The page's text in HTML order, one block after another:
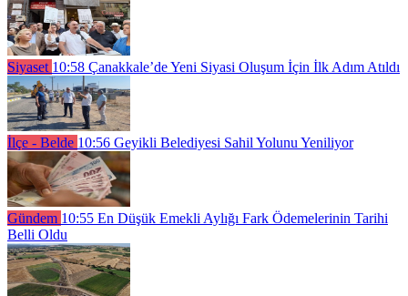
Siyaset 10:58 Çanakkale’de Yeni Siyasi Oluşum İçin İlk Adım Atıldı
İlçe - Belde 10:56 Geyikli Belediyesi Sahil Yolunu Yeniliyor
Gündem 10:55 En Düşük Emekli Aylığı Fark Ödemelerinin Tarihi
Belli Oldu